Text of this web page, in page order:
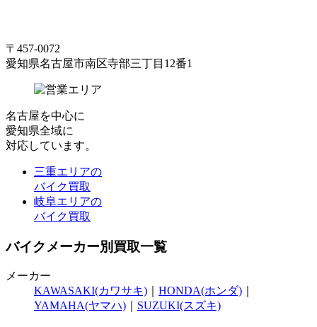
〒457-0072
愛知県名古屋市南区寺部三丁目12番1
名古屋を中心に
愛知県全域に
対応しています。
三重エリアの
バイク買取
岐阜エリアの
バイク買取
バイクメーカー別買取一覧
メーカー
KAWASAKI(カワサキ)
HONDA(ホンダ)
YAMAHA(ヤマハ)
SUZUKI(スズキ)